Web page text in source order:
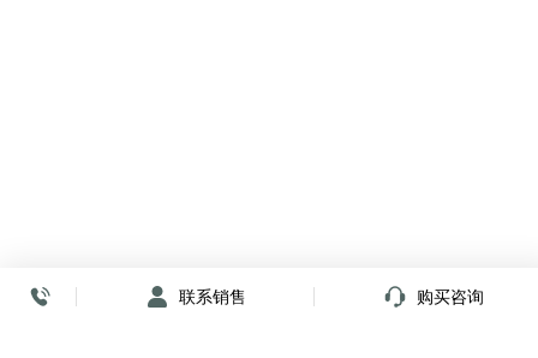
联系销售 购买咨询